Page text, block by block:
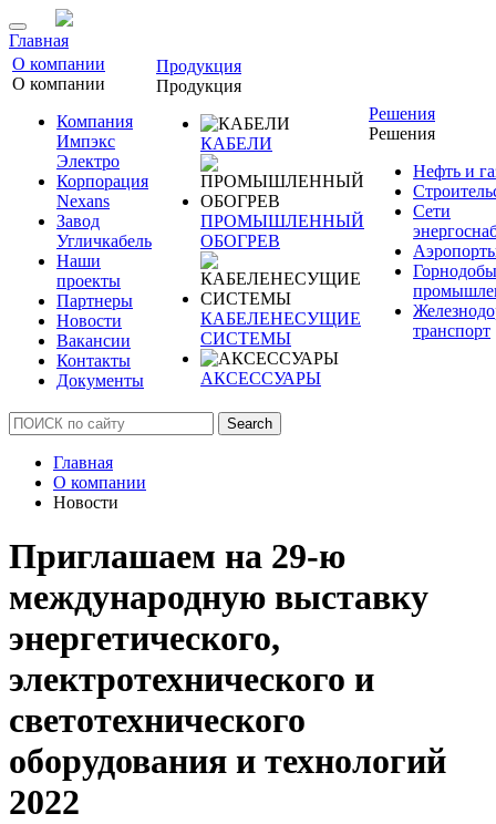
Главная
О компании
О компании
Компания
Импэкс
Электро
Корпорация
Nexans
Завод
Угличкабель
Наши
проекты
Партнеры
Новости
Вакансии
Контакты
Документы
Продукция
Продукция
КАБЕЛИ
ПРОМЫШЛЕННЫЙ
ОБОГРЕВ
КАБЕЛЕНЕСУЩИЕ
СИСТЕМЫ
АКСЕССУАРЫ
Решения
Решения
Нефть и
Сети
транспорт
Search
Главная
О компании
Новости
Приглашаем на 29-ю
международную выставку
энергетического,
электротехнического и
светотехнического
оборудования и технологий
2022